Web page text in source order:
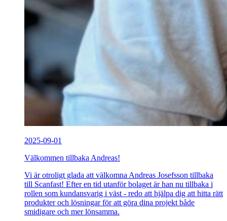
2025-09-01
Välkommen tillbaka Andreas!
Vi är otroligt glada att välkomna Andreas Josefsson tillbaka
till Scanfast! Efter en tid utanför bolaget är han nu tillbaka i
rollen som kundansvarig i väst - redo att hjälpa dig att hitta rätt
produkter och lösningar för att göra dina projekt både
smidigare och mer lönsamma.